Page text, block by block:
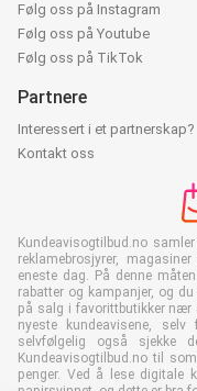
Følg oss på Instagram
Følg oss på Youtube
Følg oss på TikTok
Partnere
Interessert i et partnerskap?
Kontakt oss
Kundeavisogtilbud.no
reklamebrosjyrer,
eneste dag. På denne
rabatter og kampanjer, og
på salg i favorittbutikker nær
nyeste kundeavisene,
selvfølgelig også sjekke
Kundeavisogtilbud.no til
penger. Ved å lese digitale